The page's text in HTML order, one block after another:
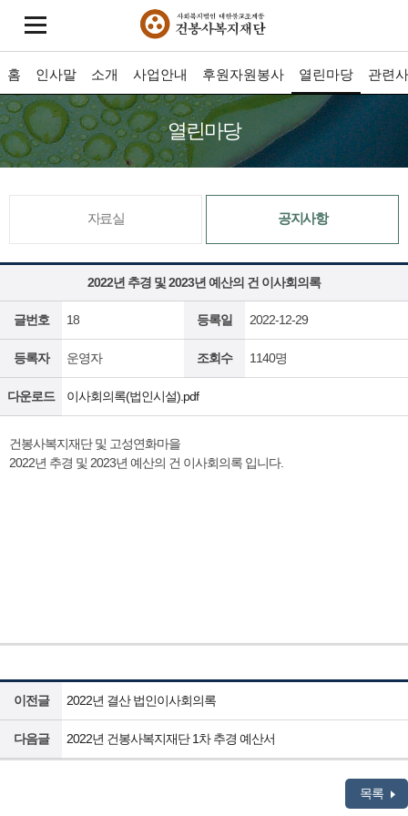
홈 인사말 소개 사업안내 후원자원봉사 열린마당 관련
열린마당
자료실 공지사항
2022년 추경 및 2023년 예산의 건 이사회의록
글번호 18 등록일 2022-12-29
등록자 운영자 조회수 1140명
다운로드 이사회의록(법인시설).pdf
건봉사복지재단 및 고성연화마을
2022년 추경 및 2023년 예산의 건 이사회의록 입니다.
이전글 2022년 결산 법인이사회의록
다음글 2022년 건봉사복지재단 1차 추경 예산서
목록